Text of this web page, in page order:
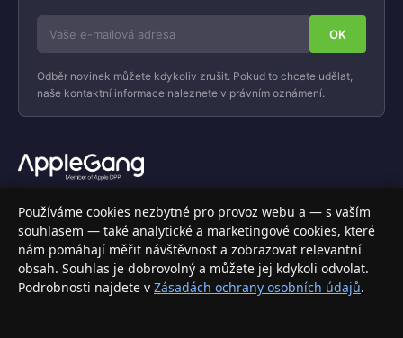
Odběr novinek můžete kdykoliv zrušit. Pokud to chcete udělat,
naše kontaktní informace naleznete v právním oznámení.
Váš specializovaný obchod s Apple produkty, příslušenstvím a
elektronikou. Nakupujte bezpečně a s jistotou.
INFORMACE
Doprava a doručení
Používáme cookies nezbytné pro provoz webu a — s vaším
souhlasem — také analytické a marketingové cookies, které
nám pomáhají měřit návštěvnost a zobrazovat relevantní
obsah. Souhlas je dobrovolný a můžete jej kdykoli odvolat.
Podrobnosti najdete v Zásadách ochrany osobních údajů.